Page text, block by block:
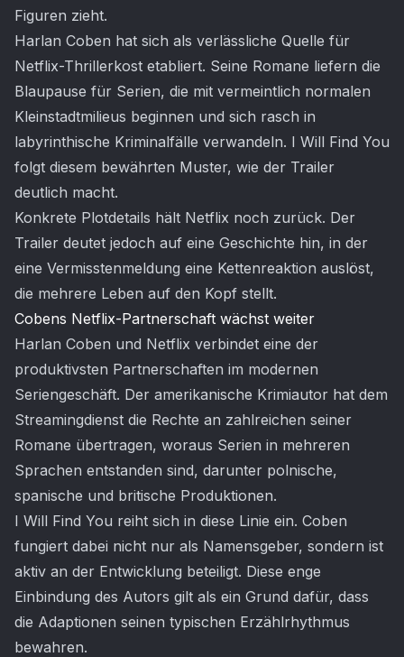
Figuren zieht.
Harlan Coben hat sich als verlässliche Quelle für
Netflix-Thrillerkost etabliert. Seine Romane liefern die
Blaupause für Serien, die mit vermeintlich normalen
Kleinstadtmilieus beginnen und sich rasch in
labyrinthische Kriminalfälle verwandeln. I Will Find You
folgt diesem bewährten Muster, wie der Trailer
deutlich macht.
Konkrete Plotdetails hält Netflix noch zurück. Der
Trailer deutet jedoch auf eine Geschichte hin, in der
eine Vermisstenmeldung eine Kettenreaktion auslöst,
die mehrere Leben auf den Kopf stellt.
Cobens Netflix-Partnerschaft wächst weiter
Harlan Coben und Netflix verbindet eine der
produktivsten Partnerschaften im modernen
Seriengeschäft. Der amerikanische Krimiautor hat dem
Streamingdienst die Rechte an zahlreichen seiner
Romane übertragen, woraus Serien in mehreren
Sprachen entstanden sind, darunter polnische,
spanische und britische Produktionen.
I Will Find You reiht sich in diese Linie ein. Coben
fungiert dabei nicht nur als Namensgeber, sondern ist
aktiv an der Entwicklung beteiligt. Diese enge
Einbindung des Autors gilt als ein Grund dafür, dass
die Adaptionen seinen typischen Erzählrhythmus
bewahren.